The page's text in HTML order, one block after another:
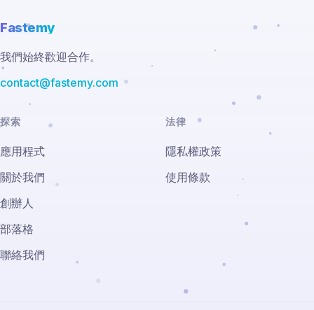
Fastemy
我們始終歡迎合作。
contact@fastemy.com
探索
應用程式
關於我們
創辦人
部落格
聯絡我們
法律
隱私權政策
使用條款